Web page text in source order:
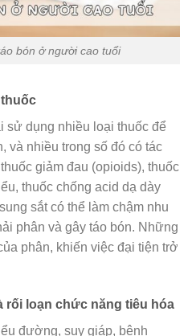
bón ở người cao tuổi
dụng nhiều loại thuốc để
và nhiều trong số đó có tác
giảm đau (opioids), thuốc
thuốc chống acid dạ dày
sắt có thể làm chậm nhu
phân và gây táo bón. Những
phân, khiến việc đại tiện trở
rối loạn chức năng tiêu hóa
đường, suy giáp, bệnh